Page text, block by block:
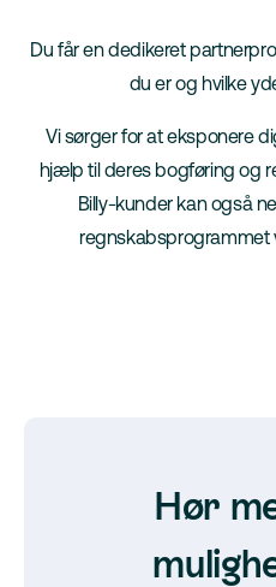
Du får en dedikeret
du er og hvilke
Vi sørger for at eksponere
hjælp til deres bogføring og
Billy-kunder kan også
regnskabsprogrammet
Hør